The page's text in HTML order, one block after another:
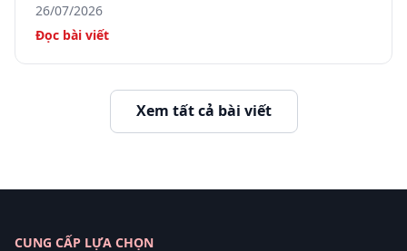
26/07/2026
Đọc bài viết
Xem tất cả bài viết
CUNG CẤP LỰA CHỌN